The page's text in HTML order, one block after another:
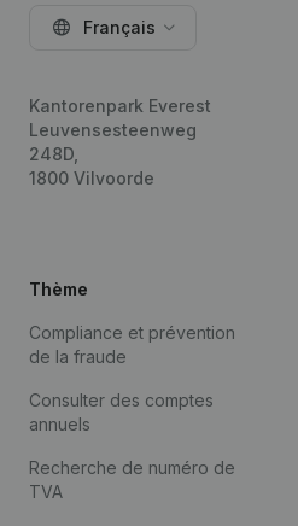
Français
Kantorenpark Everest
Leuvensesteenweg
248D,
1800 Vilvoorde
Thème
Compliance et prévention
de la fraude
Consulter des comptes
annuels
Recherche de numéro de
TVA